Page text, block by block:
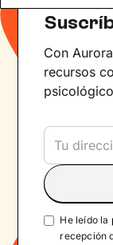
Con
recursos
He leído la
recepción